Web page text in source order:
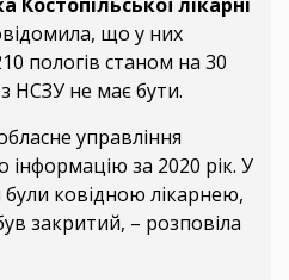
що у них
пологів станом на 30
НСЗУ не має бути.
управління
за 2020 рік. У
були ковідною лікарнею,
закритий, – розповіла